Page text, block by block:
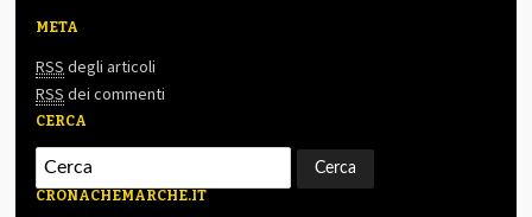
META
RSS degli articoli
RSS dei commenti
CERCA
CRONACHEMARCHE.IT